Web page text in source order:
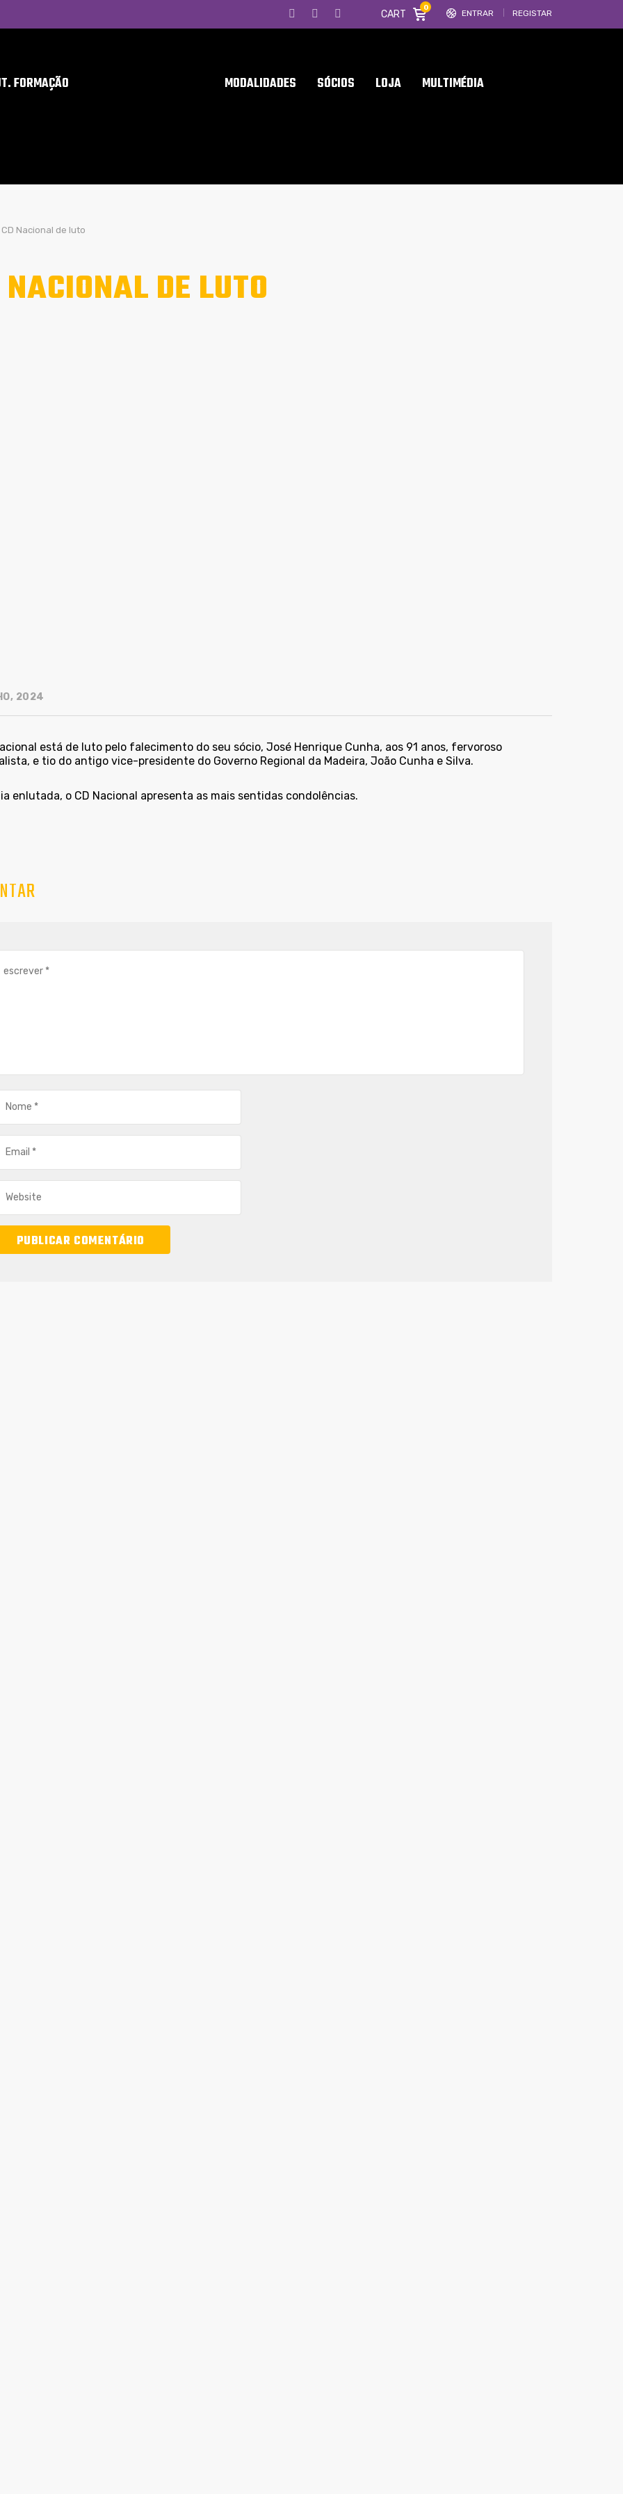
ENTRAR REGISTAR
CART
0
FORMAÇÃO MODALIDADES SÓCIOS LOJA MULTIMÉDIA
CD Nacional de luto
DE LUTO
2024
está de luto pelo falecimento do seu sócio, José Henrique Cunha, aos 91 anos, fervoroso
e tio do antigo vice-presidente do Governo Regional da Madeira, João Cunha e Silva.
enlutada, o CD Nacional apresenta as mais sentidas condolências.